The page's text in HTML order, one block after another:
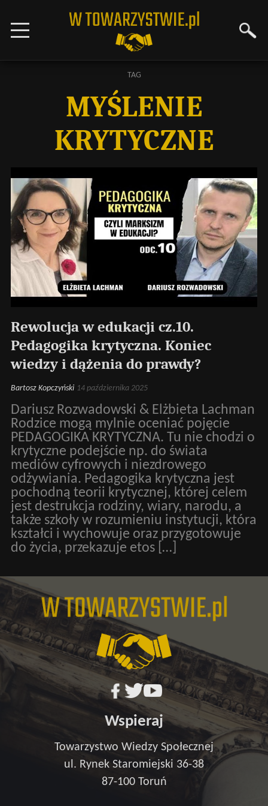
TAG
MYŚLENIE
KRYTYCZNE
Rewolucja w edukacji cz.10.
Pedagogika krytyczna. Koniec
wiedzy i dążenia do prawdy?
Bartosz Kopczyński 14 października 2025
Dariusz Rozwadowski & Elżbieta Lachman
Rodzice mogą mylnie oceniać pojęcie
PEDAGOGIKA KRYTYCZNA. Tu nie chodzi o
krytyczne podejście np. do świata
mediów cyfrowych i niezdrowego
odżywiania. Pedagogika krytyczna jest
pochodną teorii krytycznej, której celem
jest destrukcja rodziny, wiary, narodu, a
także szkoły w rozumieniu instytucji, która
kształci i wychowuje oraz przygotowuje
do życia, przekazuje etos […]
Wspieraj
Towarzystwo Wiedzy Społecznej
ul. Rynek Staromiejski 36-38
87-100 Toruń